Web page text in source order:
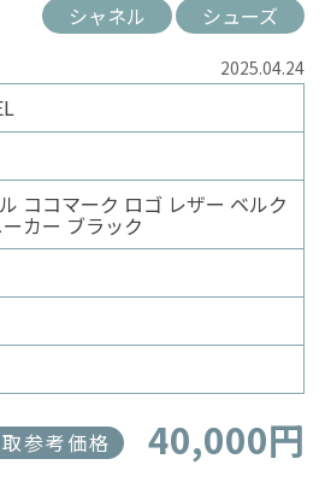
シャネル シューズ
2025.04.24
ココマーク ロゴ レザー ベルク
カー ブラック
参考価格 40,000円